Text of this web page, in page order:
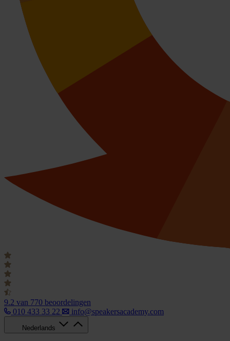
9.2 van 770 beoordelingen
010 433 33 22
info@speakersacademy.com
Nederlands